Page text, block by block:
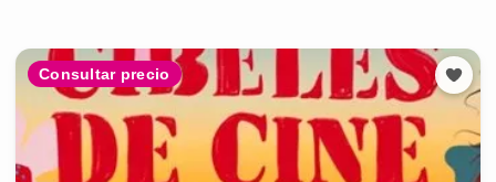
Consultar precio